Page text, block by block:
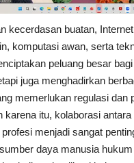
kecerdasan buatan,
komputasi awan, serta
peluang besar
juga menghadirkan
memerlukan regulasi dan
karena itu, kolaborasi
menjadi sangat
daya manusia